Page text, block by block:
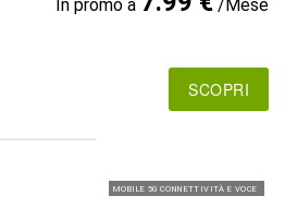
In promo a /Mese
SCOPRI
MOBILE 5G CONNETTIVITÀ E VOCE